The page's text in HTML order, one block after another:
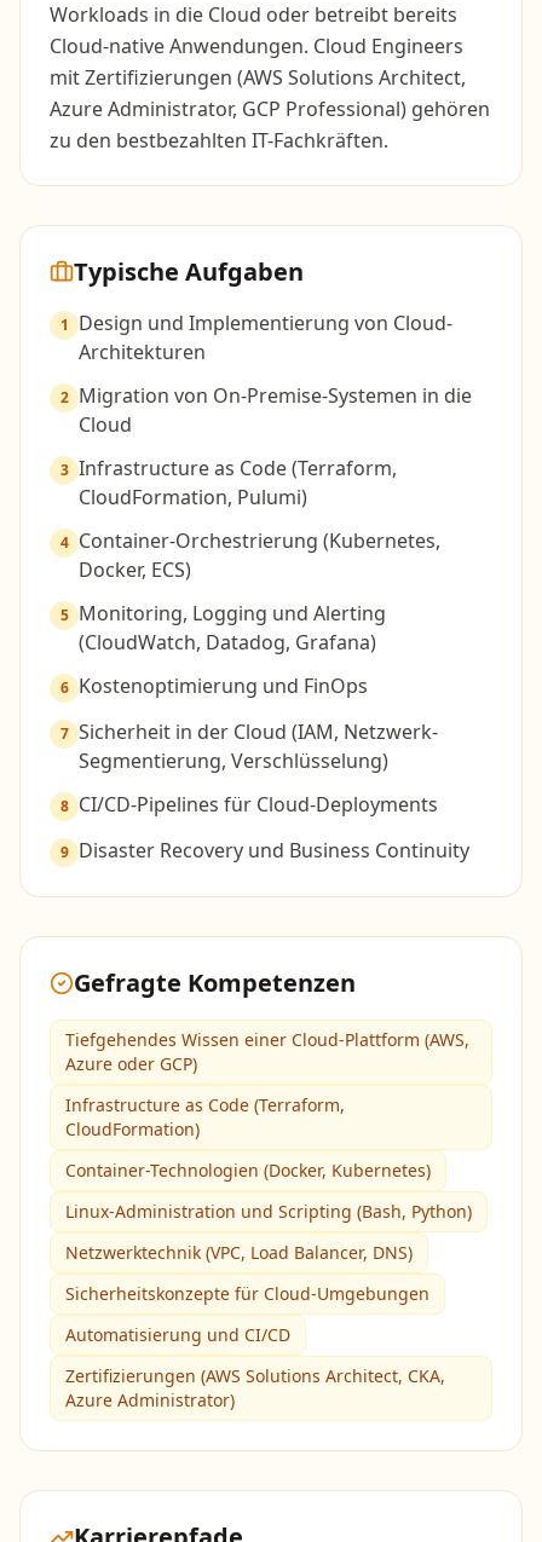
Workloads in die Cloud oder betreibt bereits
Cloud-native Anwendungen. Cloud Engineers
mit Zertifizierungen (AWS Solutions Architect,
Azure Administrator, GCP Professional) gehören
zu den bestbezahlten IT-Fachkräften.
Typische Aufgaben
1
Design und Implementierung von Cloud-
Architekturen
2 Migration von On-Premise-Systemen in die
Cloud
3 Infrastructure as Code (Terraform,
CloudFormation, Pulumi)
4 Container-Orchestrierung (Kubernetes,
Docker, ECS)
5 Monitoring, Logging und Alerting
(CloudWatch, Datadog, Grafana)
6 Kostenoptimierung und FinOps
7 Sicherheit in der Cloud (IAM, Netzwerk-
Segmentierung, Verschlüsselung)
8 CI/CD-Pipelines für Cloud-Deployments
9 Disaster Recovery und Business Continuity
Gefragte Kompetenzen
Tiefgehendes Wissen einer Cloud-Plattform (AWS,
Azure oder GCP)
Infrastructure as Code (Terraform,
CloudFormation)
Container-Technologien (Docker, Kubernetes)
Linux-Administration und Scripting (Bash, Python)
Netzwerktechnik (VPC, Load Balancer, DNS)
Sicherheitskonzepte für Cloud-Umgebungen
Automatisierung und CI/CD
Zertifizierungen (AWS Solutions Architect, CKA,
Azure Administrator)